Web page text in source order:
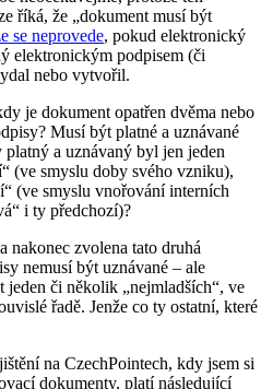
říká, že „dokument musí být
se neprovede, pokud elektronický
elektronickým podpisem (či
nebo vytvořil.
je dokument opatřen dvěma nebo
Musí být platné a uznávané
a uznávaný byl jen jeden
(ve smyslu doby svého vzniku),
(ve smyslu vnořování interních
i ty předchozí)?
nakonec zvolena tato druhá
nemusí být uznávané – ale
či několik „nejmladších“, ve
řadě. Jenže co ty ostatní, které
na CzechPointech, kdy jsem si
dokumenty, platí následující